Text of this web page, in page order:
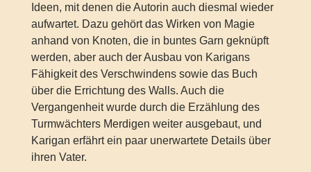
Ideen, mit denen die Autorin auch diesmal wieder
aufwartet. Dazu gehört das Wirken von Magie
anhand von Knoten, die in buntes Garn geknüpft
werden, aber auch der Ausbau von Karigans
Fähigkeit des Verschwindens sowie das Buch
über die Errichtung des Walls. Auch die
Vergangenheit wurde durch die Erzählung des
Turmwächters Merdigen weiter ausgebaut, und
Karigan erfährt ein paar unerwartete Details über
ihren Vater.